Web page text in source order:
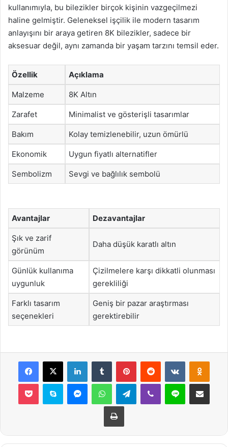
kullanımıyla, bu bilezikler birçok kişinin vazgeçilmezi
haline gelmiştir. Geleneksel işçilik ile modern tasarım
anlayışını bir araya getiren 8K bilezikler, sadece bir
aksesuar değil, aynı zamanda bir yaşam tarzını temsil eder.
Özellik Açıklama
Malzeme 8K Altın
Zarafet Minimalist ve gösterişli tasarımlar
Bakım Kolay temizlenebilir, uzun ömürlü
Ekonomik Uygun fiyatlı alternatifler
Sembolizm Sevgi ve bağlılık sembolü
Avantajlar Dezavantajlar
Şık ve zarif
görünüm
Daha düşük karatlı altın
Günlük kullanıma
uygunluk
Çizilmelere karşı dikkatli olunması
gerekliliği
Farklı tasarım
seçenekleri
Geniş bir pazar araştırması
gerektirebilir
Facebook
X LinkedInTumblr PinterestReddit VKontakte
Pocket Skype MessengerWhatsAppTelegramViber Line E-Posta ile
Yazdır